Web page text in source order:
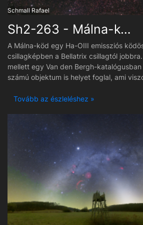
Schmall Rafael
Sh2-263 - Málna-köd
A Málna-köd egy Ha-OIII emissziós
csillagképben a Bellatrix csillagtól
mellett egy Van den Bergh-
számú objektum is helyet foglal, ami
régió szépségét, nehézségét és bonyolultságát is.
ki kellett dobni a plusz diffrakciós tüskék
egészen északnyugati magas fák
teszik a csillagdát a szél ellen, de be is
környékén. ( Bár azalatt csak ritkán
objektum amúgyis alacsonyan volt. ) Véletlenül találtam rá a
régióra és nagyon megtetszett az
koratavaszi derült sorozatban lefotózom
róla, amennyit lehetséges.
Tovább az észleléshez »